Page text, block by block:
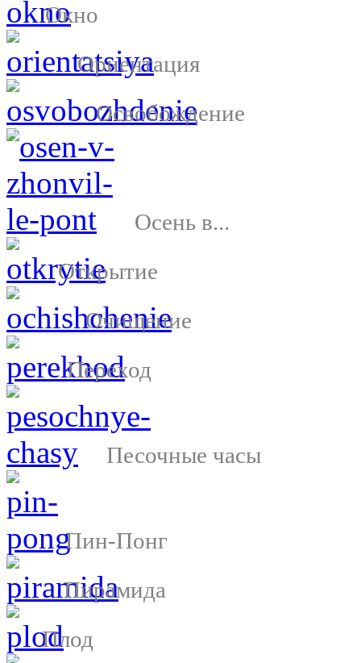
Окно
Ориентация
Освобождение
Осень в...
Открытие
Очищение
Переход
Песочные часы
Пин-Понг
Пирамида
Плод